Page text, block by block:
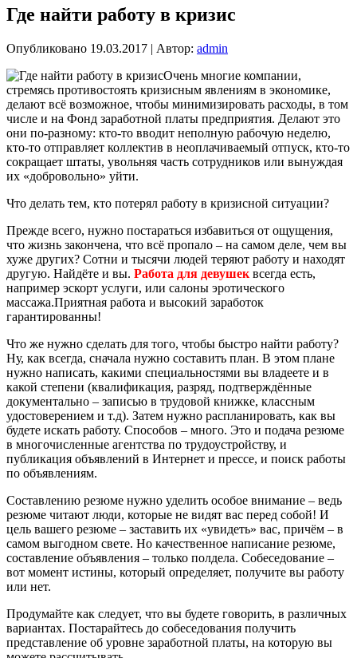
Где найти работу в кризис
Опубликовано 19.03.2017 | Автор: admin
Очень многие компании,
стремясь противостоять кризисным явлениям в экономике,
делают всё возможное, чтобы минимизировать расходы, в том
числе и на Фонд заработной платы предприятия. Делают это
они по-разному: кто-то вводит неполную рабочую неделю,
кто-то отправляет коллектив в неоплачиваемый отпуск, кто-то
сокращает штаты, увольняя часть сотрудников или вынуждая
их «добровольно» уйти.
Что делать тем, кто потерял работу в кризисной ситуации?
Прежде всего, нужно постараться избавиться от ощущения,
что жизнь закончена, что всё пропало – на самом деле, чем вы
хуже других? Сотни и тысячи людей теряют работу и находят
другую. Найдёте и вы. Работа для девушек всегда есть,
например эскорт услуги, или салоны эротического
массажа.Приятная работа и высокий заработок
гарантированны!
Что же нужно сделать для того, чтобы быстро найти работу?
Ну, как всегда, сначала нужно составить план. В этом плане
нужно написать, какими специальностями вы владеете и в
какой степени (квалификация, разряд, подтверждённые
документально – записью в трудовой книжке, классным
удостоверением и т.д). Затем нужно распланировать, как вы
будете искать работу. Способов – много. Это и подача резюме
в многочисленные агентства по трудоустройству, и
публикация объявлений в Интернет и прессе, и поиск работы
по объявлениям.
Составлению резюме нужно уделить особое внимание – ведь
резюме читают люди, которые не видят вас перед собой! И
цель вашего резюме – заставить их «увидеть» вас, причём – в
самом выгодном свете. Но качественное написание резюме,
составление объявления – только полдела. Собеседование –
вот момент истины, который определяет, получите вы работу
или нет.
Продумайте как следует, что вы будете говорить, в различных
вариантах. Постарайтесь до собеседования получить
представление об уровне заработной платы, на которую вы